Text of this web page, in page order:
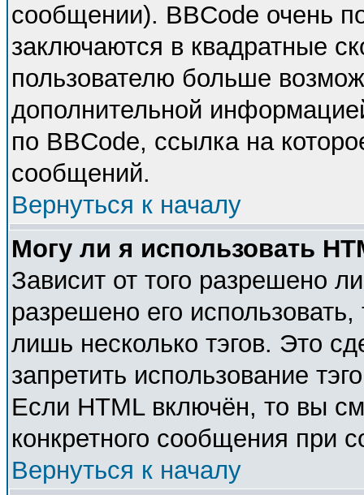
сообщении). BBCode очень
заключаются в квадратные
пользователю больше
дополнительной
по BBCode, ссылка на
сообщений.
Вернуться к началу
Могу ли я использовать
Зависит от того разрешено
разрешено его использовать,
лишь несколько тэгов. Это
запретить использование
Если HTML включён, то вы
конкретного сообщения при
Вернуться к началу